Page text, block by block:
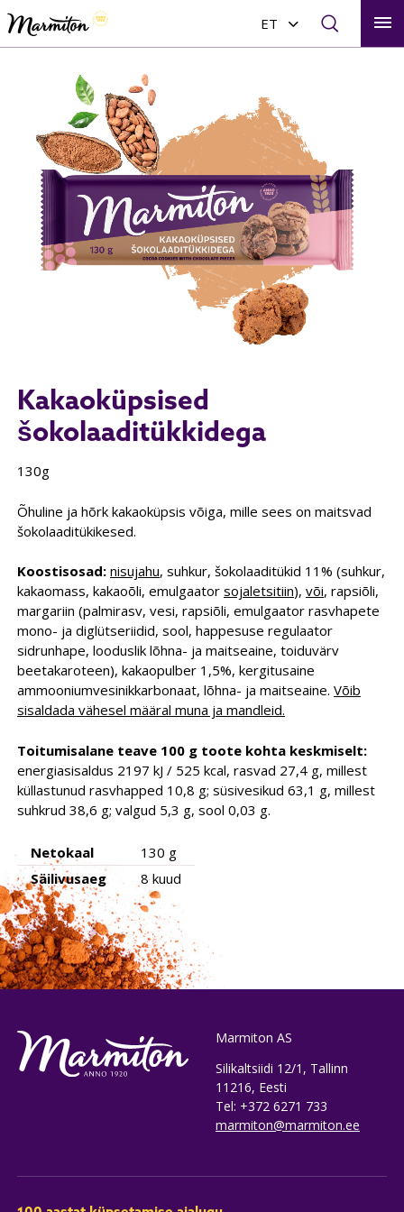
ET 
Kakaoküpsised
šokolaaditükkidega
130g
Õhuline ja hõrk kakaoküpsis võiga, mille sees on maitsvad
šokolaaditükikesed.
Koostisosad: nisujahu, suhkur, šokolaaditükid 11% (suhkur,
kakaomass, kakaoõli, emulgaator sojaletsitiin), või, rapsiõli,
margariin (palmirasv, vesi, rapsiõli, emulgaator rasvhapete
mono- ja diglütseriidid, sool, happesuse regulaator
sidrunhape, looduslik lõhna- ja maitseaine, toiduvärv
beetakaroteen), kakaopulber 1,5%, kergitusaine
ammooniumvesinikkarbonaat, lõhna- ja maitseaine. Võib
sisaldada vähesel määral muna ja mandleid.
Toitumisalane teave 100 g toote kohta keskmiselt:
energiasisaldus 2197 kJ / 525 kcal, rasvad 27,4 g, millest
küllastunud rasvhapped 10,8 g; süsivesikud 63,1 g, millest
suhkrud 38,6 g; valgud 5,3 g, sool 0,03 g.
Netokaal
130 g
Säilivusaeg
8 kuud
Marmiton AS
Silikaltsiidi 12/1, Tallinn
11216, Eesti
Tel: +372 6271 733
marmiton@marmiton.ee